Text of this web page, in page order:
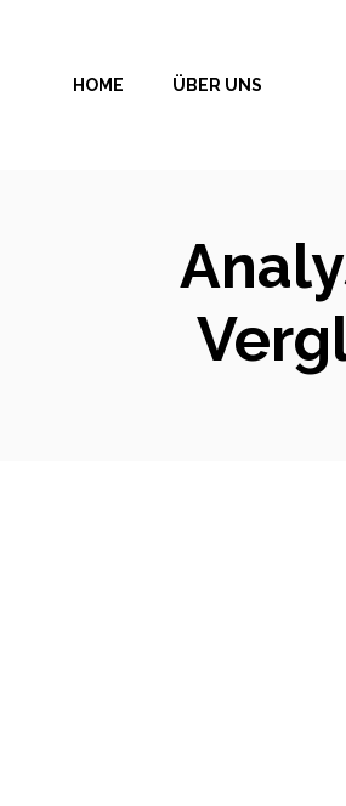
springenHOME ÜBER UNS